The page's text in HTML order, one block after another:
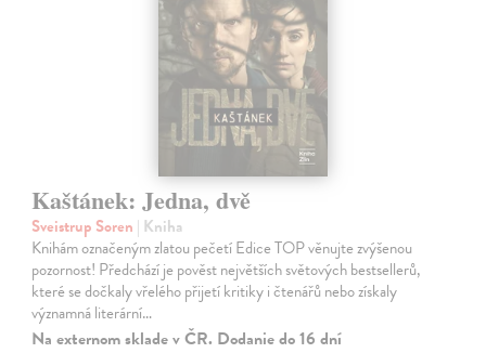
Kaštánek: Jedna, dvě
Sveistrup Soren | Kniha
Knihám označeným zlatou pečetí Edice TOP věnujte zvýšenou
pozornost! Předchází je pověst největších světových bestsellerů,
které se dočkaly vřelého přijetí kritiky i čtenářů nebo získaly
významná literární…
Na externom sklade v ČR. Dodanie do 16 dní